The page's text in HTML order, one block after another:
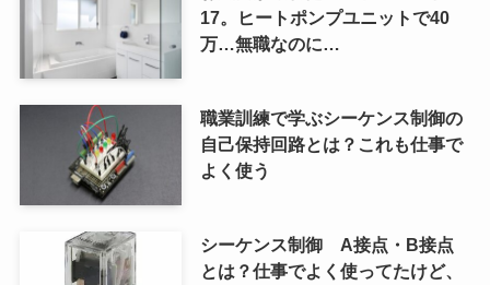
17。ヒートポンプユニットで40
万…無職なのに…
職業訓練で学ぶシーケンス制御の
自己保持回路とは？これも仕事で
よく使う
シーケンス制御 A接点・B接点
とは？仕事でよく使ってたけど、